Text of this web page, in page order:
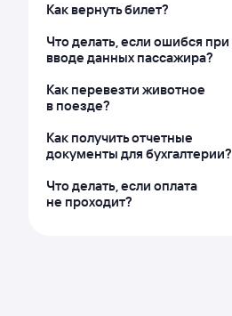
Как вернуть билет?
Что делать, если ошибся при
вводе данных пассажира?
Как перевезти животное
в поезде?
Как получить отчетные
документы для бухгалтерии?
Что делать, если оплата
не проходит?